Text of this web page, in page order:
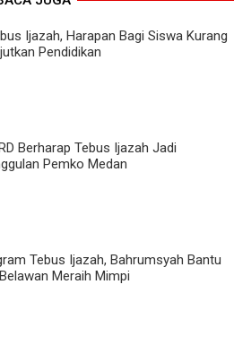
Ijazah, Harapan Bagi Siswa Kurang
Pendidikan
Berharap Tebus Ijazah Jadi
Pemko Medan
Tebus Ijazah, Bahrumsyah Bantu
Meraih Mimpi